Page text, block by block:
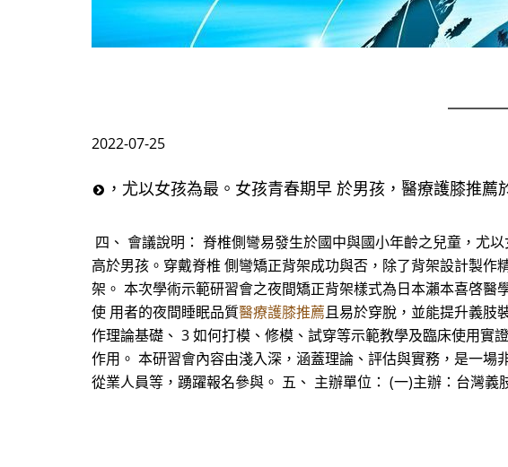
2022-07-25
，尤以女孩為最。女孩青春期早 於男孩，醫療護膝推薦
四、 會議說明： 脊椎側彎易發生於國中與國小年齡之兒童，尤
高於男孩。穿戴脊椎 側彎矯正背架成功與否，除了背架設計製
架。 本次學術示範研習會之夜間矯正背架樣式為日本瀨本喜啓
使 用者的夜間睡眠品質醫療護膝推薦且易於穿脫，並能提升義肢
作理論基礎、 3 如何打模、修模、試穿等示範教學及臨床使用
作用。 本研習會內容由淺入深，涵蓋理論、評估與實務，是一
從業人員等，踴躍報名參與。 五、 主辦單位： (一)主辦：台灣